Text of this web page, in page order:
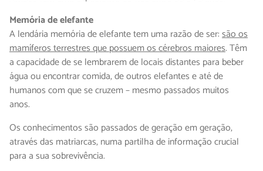
Memória de elefante
A lendária memória de elefante tem uma razão de ser:são os
mamíferos terrestres que possuem os cérebros maiores. Têm
a capacidade de se lembrarem de locais distantes para beber
água ou encontrar comida, de outros elefantes e até de
humanos com que se cruzem – mesmo passados muitos
anos.
Os conhecimentos são passados de geração em geração,
através das matriarcas, numa partilha de informação crucial
para a sua sobrevivência.